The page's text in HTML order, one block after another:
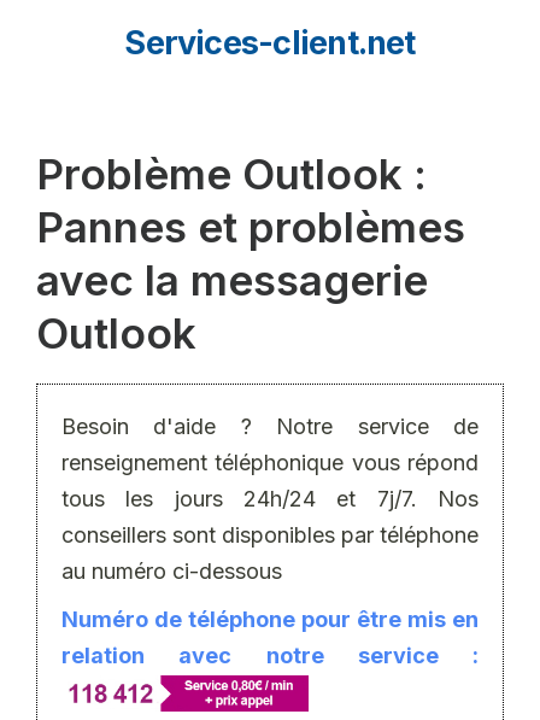
Services-client.net
Problème Outlook :
Pannes et problèmes
avec la messagerie
Outlook
Besoin d'aide ? Notre service de
renseignement téléphonique vous répond
tous les jours 24h/24 et 7j/7. Nos
conseillers sont disponibles par téléphone
au numéro ci-dessous
Numéro de téléphone pour être mis en
relation avec notre service :